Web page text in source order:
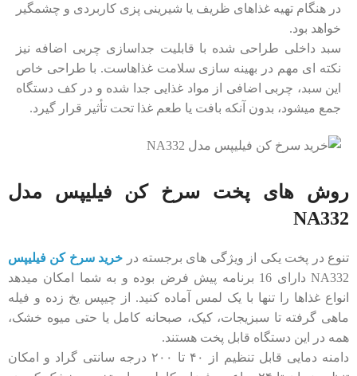
در هنگام تهیه غذاهای ظریف یا شیرینی‌ پزی کاربردی و چشمگیر
خواهد بود.
سبد داخلی طراحی‌ شده با قابلیت جداسازی چربی اضافه نیز
نکته ‌ای مهم در بهینه ‌سازی سلامت غذاهاست. با طراحی خاص
این سبد، چربی اضافی از مواد غذایی جدا شده و در کف دستگاه
جمع میشود، بدون آنکه بافت یا طعم غذا تحت تأثیر قرار گیرد.
روش های پخت سرخ کن فیلیپس مدل
NA332
تنوع در پخت یکی از ویژگی‌ های برجسته در خرید سرخ کن فیلیپس
NA332 دارای 16 برنامه‌ پیش‌ فرض بوده و به شما امکان میدهد
انواع غذاها را تنها با یک لمس آماده کنید. از چیپس یخ ‌زده و فیله
ماهی گرفته تا سبزیجات، کیک، صبحانه کامل یا حتی میوه خشک،
همه در این دستگاه قابل ‌پخت هستند.
دامنه دمایی قابل تنظیم از ۴۰ تا ۲۰۰ درجه سانتی گراد و امکان